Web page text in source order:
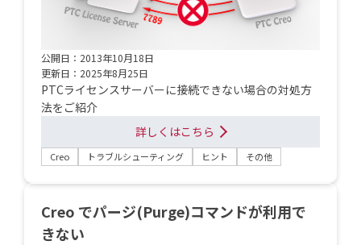
公開日：2013年10月18日
更新日：2025年8月25日
PTCライセンスサーバーに接続できない場合の対処方
法をご紹介
詳しくはこちら
Creo トラブルシューティング ヒント その他
Creo でパージ(Purge)コマンドが利用で
きない